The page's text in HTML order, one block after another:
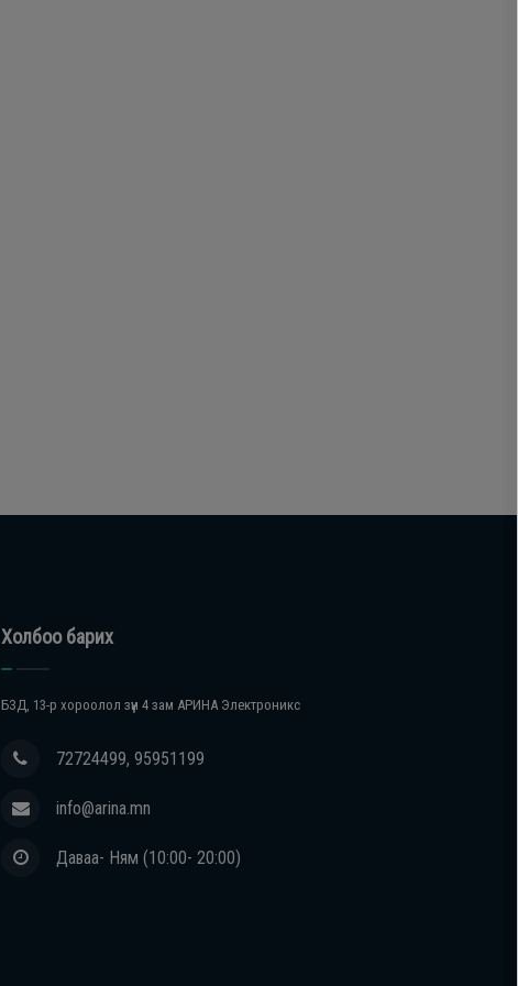
Холбоо барих
БЗД, 13-р хороолол зүүн 4 зам АРИНА Электроникс
72724499, 95951199
info@arina.mn
Даваа- Ням (10:00- 20:00)